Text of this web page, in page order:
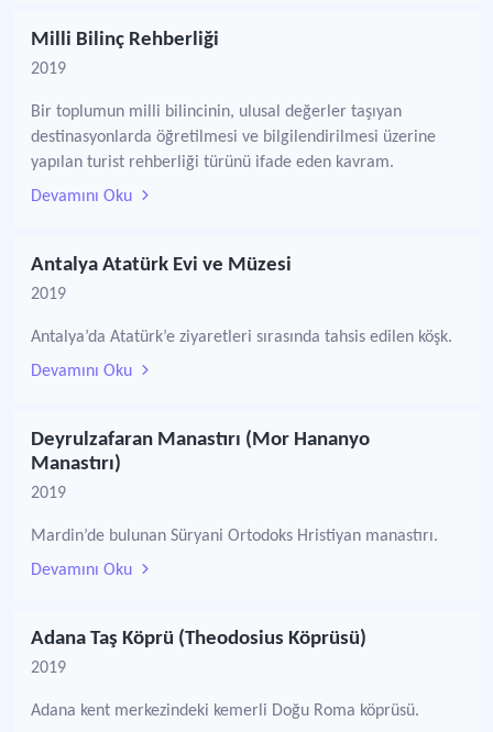
Milli Bilinç Rehberliği
2019
Bir toplumun milli bilincinin, ulusal değerler taşıyan
destinasyonlarda öğretilmesi ve bilgilendirilmesi üzerine
yapılan turist rehberliği türünü ifade eden kavram.
Devamını Oku
Antalya Atatürk Evi ve Müzesi
2019
Antalya’da Atatürk’e ziyaretleri sırasında tahsis edilen köşk.
Devamını Oku
Deyrulzafaran Manastırı (Mor Hananyo
Manastırı)
2019
Mardin’de bulunan Süryani Ortodoks Hristiyan manastırı.
Devamını Oku
Adana Taş Köprü (Theodosius Köprüsü)
2019
Adana kent merkezindeki kemerli Doğu Roma köprüsü.